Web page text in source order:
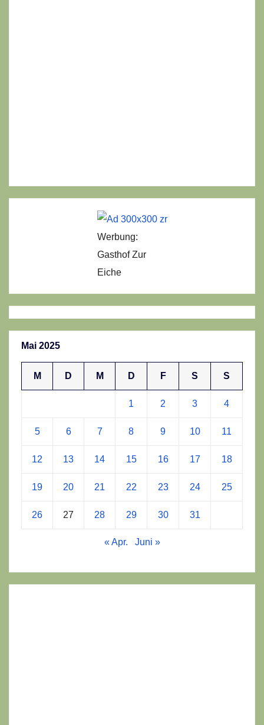
Werbung:
Gasthof Zur
Eiche
Mai 2025
M D M D F S S
1 2 3 4
5 6 7 8 9 10 11
12 13 14 15 16 17 18
19 20 21 22 23 24 25
26 27 28 29 30 31
« Apr. Juni »